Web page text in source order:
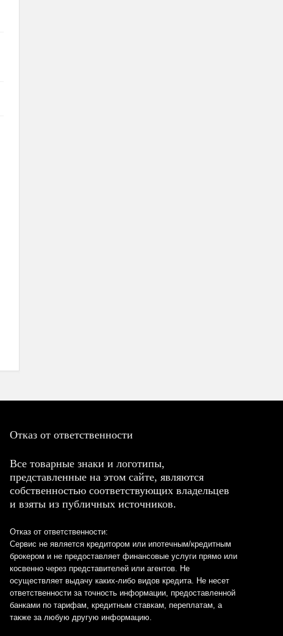
Отказ от ответственности
Все товарные знаки и логотипы,
представленные на этом сайте, являются
собственностью соответствующих владельцев
и взяты из публичных источников.
Отказ от ответственности:
Сервис не является кредитором или ипотечным/кредитным
брокером и не предоставляет финансовые услуги прямо или
косвенно через представителей или агентов. Не
осуществляет выдачу каких-либо видов кредита. Не несет
ответственности за точность информации, предоставленной
банками по тарифам, кредитным ставкам, переплатам, а
также за любую другую информацию.